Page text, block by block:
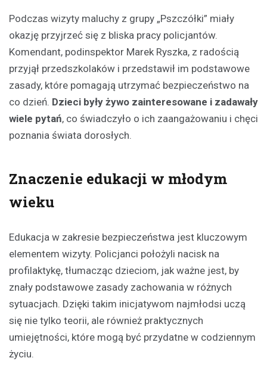
Podczas wizyty maluchy z grupy „Pszczółki” miały
okazję przyjrzeć się z bliska pracy policjantów.
Komendant, podinspektor Marek Ryszka, z radością
przyjął przedszkolaków i przedstawił im podstawowe
zasady, które pomagają utrzymać bezpieczeństwo na
co dzień. Dzieci były żywo zainteresowane i zadawały
wiele pytań, co świadczyło o ich zaangażowaniu i chęci
poznania świata dorosłych.
Znaczenie edukacji w młodym
wieku
Edukacja w zakresie bezpieczeństwa jest kluczowym
elementem wizyty. Policjanci położyli nacisk na
profilaktykę, tłumacząc dzieciom, jak ważne jest, by
znały podstawowe zasady zachowania w różnych
sytuacjach. Dzięki takim inicjatywom najmłodsi uczą
się nie tylko teorii, ale również praktycznych
umiejętności, które mogą być przydatne w codziennym
życiu.